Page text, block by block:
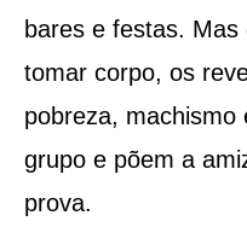
bares e festas. Mas
tomar corpo, os
pobreza, machismo
grupo e põem a
prova.